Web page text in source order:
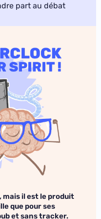
part au débat
il est le produit
que pour ses
et sans tracker.